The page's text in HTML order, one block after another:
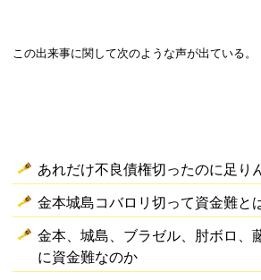
この出来事に関して次のような声が出ている。
あれだけ不良債権切ったのに足り
金本城島コバロリ切って資金難と
金本、城島、ブラゼル、肘ボロ、
に資金難なのか